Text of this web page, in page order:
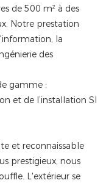
de 500 m² à des
Notre prestation
la
des
et reconnaissable
prestigieux, nous
L'extérieur se